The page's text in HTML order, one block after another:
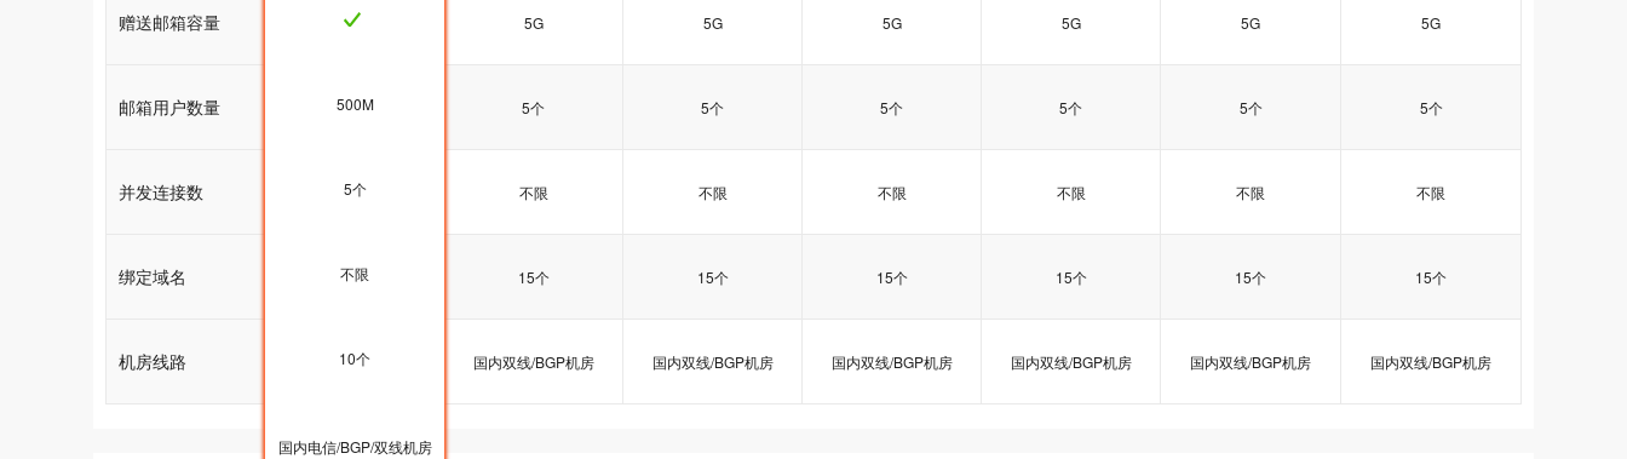
赠送邮箱容量 5G 5G 5G 5G 5G 5G 5G
邮箱用户数量 5个 5个 5个 5个 5个 5个 5个
并发连接数 不限 不限 不限 不限 不限 不限 不限
绑定域名 10个 15个 15个 15个 15个 15个 15个
机房线路 国内双线/BGP机房 国内双线/BGP机房 国内双线/BGP机房 国内双线/BGP机房 国内双线/BGP机房 国内双线/BGP机房 国内双线/BGP机房
500M
5个
不限
10个
国内电信/BGP/双线机房